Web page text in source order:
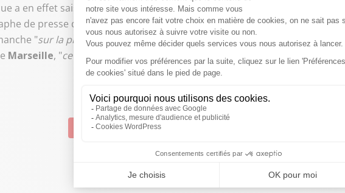
a en effet saisi la justice pour "harcèlement et tentative d'atteinte à la vie
de presse qui le suivait sur son lieu de vacances. Le photographe en
"sur la propriété privée" où résident le chef de l'État et son épouse
Marseille, "ce qui a conduit à un dépôt de plainte
", a-t-on précisé du côté
Suivre Sud Radio